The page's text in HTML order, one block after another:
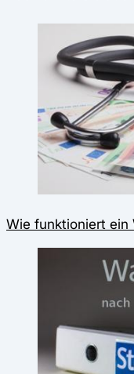
Wie funktioniert ein